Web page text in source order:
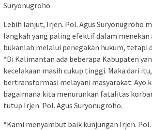
Suryonugroho.
Lebih lanjut, Irjen. Pol. Agus Suryonugroho
langkah yang paling efektif dalam menekan
bukanlah melalui penegakan hukum, tetapi
“Di Kalimantan ada beberapa Kabupaten
kecelakaan masih cukup tinggi. Maka dari
bertransformasi melayani masyarakat. Ayo
bagaimana kita menurunkan fatalitas
tutup Irjen. Pol. Agus Suryonugroho.
“Kami menyambut baik kunjungan Irjen. Pol.